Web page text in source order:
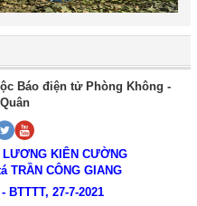
Báo điện tử Phòng Không -
KIÊN CƯỜNG
TRẦN CÔNG GIANG
BTTTT, 27-7-2021